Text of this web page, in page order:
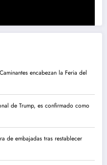
encabezan la Feria del
de Trump, es confirmado como
de embajadas tras restablecer